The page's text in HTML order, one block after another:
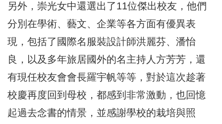
另外，崇光女中還選出了11位傑出校友，他們
分別在學術、藝文、企業等各方面有優異表
現，包括了國際名服裝設計師洪麗芬、潘怡
良，以及多年旅居國外的名主持人方芳芳，還
有現任校友會會長羅宇帆等等，對於這次趁著
校慶再度回到母校，都感到非常激動，也回憶
起過去念書的情景，並感謝學校的栽培與照